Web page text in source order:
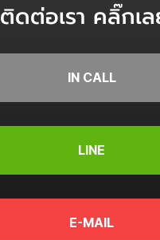
ติดต่อเรา คลิ๊กเล
IN CALL
LINE
E-MAIL